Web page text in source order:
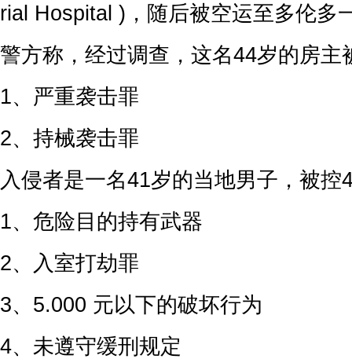
rial Hospital )，随后被空运至多伦多
警方称，经过调查，这名44岁的房主
1、严重袭击罪
2、持械袭击罪
入侵者是一名41岁的当地男子，被控
1、危险目的持有武器
2、入室打劫罪
3、5.000 元以下的破坏行为
4、未遵守缓刑规定